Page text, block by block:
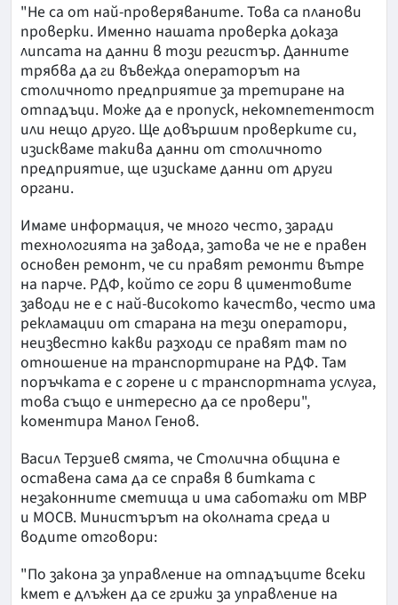
"Не са от най-проверяваните. Това са планови
проверки. Именно нашата проверка доказа
липсата на данни в този регистър. Данните
трябва да ги въвежда операторът на
столичното предприятие за третиране на
отпадъци. Може да е пропуск, некомпетентост
или нещо друго. Ще довършим проверките си,
изискваме такива данни от столичното
предприятие, ще изискаме данни от други
органи.
Имаме информация, че много често, заради
технологията на завода, затова че не е правен
основен ремонт, че си правят ремонти вътре
на парче. РДФ, който се гори в циментовите
заводи не е с най-високото качество, често има
рекламации от старана на тези оператори,
неизвестно какви разходи се правят там по
отношение на транспортиране на РДФ. Там
поръчката е с горене и с транспортната услуга,
това също е интересно да се провери",
коментира Манол Генов.
Васил Терзиев смята, че Столична община е
оставена сама да се справя в битката с
незаконните сметища и има саботажи от МВР
и МОСВ. Министърът на околната среда и
водите отговори:
"По закона за управление на отпадъците всеки
кмет е длъжен да се грижи за управление на